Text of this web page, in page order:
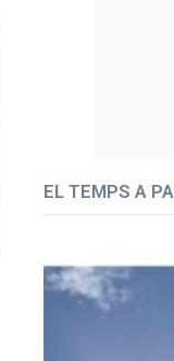
EL TEMPS A